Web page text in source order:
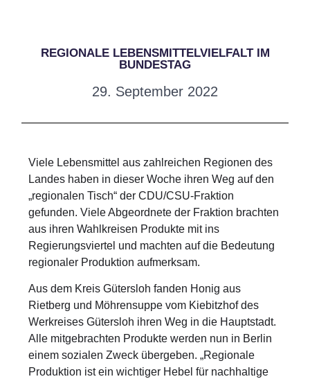
REGIONALE LEBENSMITTELVIELFALT IM
BUNDESTAG
29. September 2022
Viele Lebensmittel aus zahlreichen Regionen des
Landes haben in dieser Woche ihren Weg auf den
„regionalen Tisch“ der CDU/CSU-Fraktion
gefunden. Viele Abgeordnete der Fraktion brachten
aus ihren Wahlkreisen Produkte mit ins
Regierungsviertel und machten auf die Bedeutung
regionaler Produktion aufmerksam.
Aus dem Kreis Gütersloh fanden Honig aus
Rietberg und Möhrensuppe vom Kiebitzhof des
Werkreises Gütersloh ihren Weg in die Hauptstadt.
Alle mitgebrachten Produkte werden nun in Berlin
einem sozialen Zweck übergeben. „Regionale
Produktion ist ein wichtiger Hebel für nachhaltige